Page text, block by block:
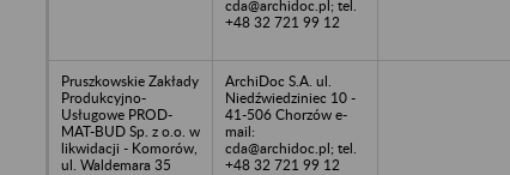
cda@archidoc.pl; tel.
+48 32 721 99 12
Pruszkowskie Zakłady
Produkcyjno-
Usługowe PROD-
MAT-BUD Sp. z o.o. w
likwidacji - Komorów,
ul. Waldemara 35
ArchiDoc S.A. ul.
Niedźwiedziniec 10 -
41-506 Chorzów e-
mail:
cda@archidoc.pl; tel.
+48 32 721 99 12